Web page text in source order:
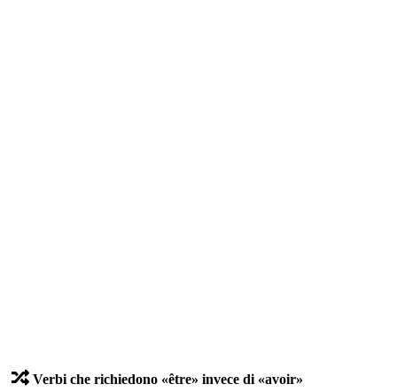
Verbi che richiedono «être» invece di «avoir»